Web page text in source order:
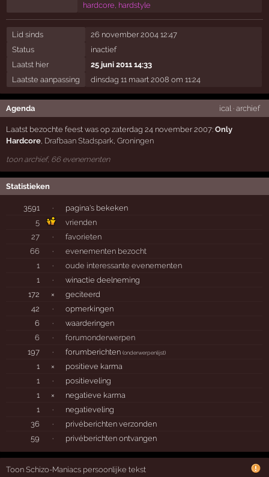
hardcore, hardstyle
Lid sinds
26 november 2004 12:47
Status
inactief
Laatst hier
25 juni 2011 14:33
Laatste aanpassing
dinsdag 11 maart 2008 om 11:24
Agenda ical· archief
Laatst bezochte feest was op zaterdag 24 november 2007:Only
Hardcore Drafbaan Stadspark ,Groningen
toon archief, 66 evenementen
Statistieken
3591 ·
pagina's bekeken
5
vrienden
27
·
favorieten
66
·
evenementen bezocht
1
·
oude interessante evenementen
1
·
winactie deelneming
172
×
geciteerd
42
·
opmerkingen
6
·
waarderingen
6
·
forumonderwerpen
197
· forumberichten(onderwerpenlijst)
1 ×
positieve karma
1
·
positieveling
1
×
negatieve karma
1
·
negatieveling
36
·
privéberichten verzonden
59
· privéberichten ontvangen
Toon Schizo-Maniacs persoonlijke tekst